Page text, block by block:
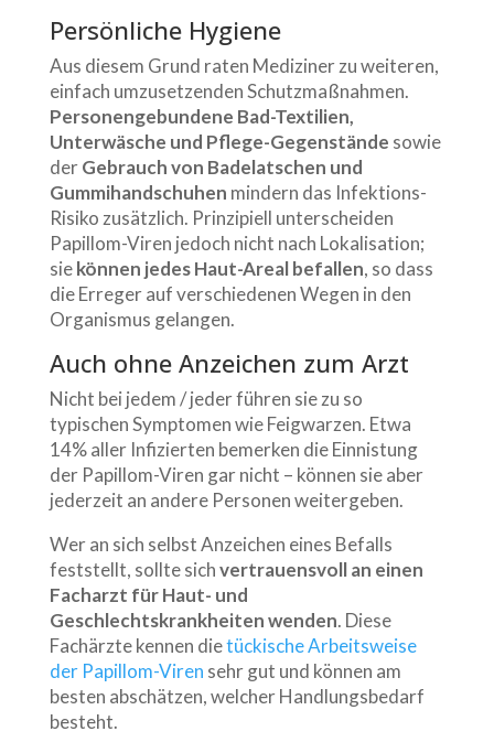
Persönliche Hygiene
Aus diesem Grund raten Mediziner zu weiteren,
einfach umzusetzenden Schutzmaßnahmen.
Personengebundene Bad-Textilien,
Unterwäsche und Pflege-Gegenstände sowie
derGebrauch von Badelatschen und
Gummihandschuhen mindern das Infektions-
Risiko zusätzlich. Prinzipiell unterscheiden
Papillom-Viren jedoch nicht nach Lokalisation;
siekönnen jedes Haut-Areal befallen, so dass
die Erreger auf verschiedenen Wegen in den
Organismus gelangen.
Auch ohne Anzeichen zum Arzt
Nicht bei jedem / jeder führen sie zu so
typischen Symptomen wie Feigwarzen. Etwa
14% aller Infizierten bemerken die Einnistung
der Papillom-Viren gar nicht – können sie aber
jederzeit an andere Personen weitergeben.
Wer an sich selbst Anzeichen eines Befalls
feststellt, sollte sichvertrauensvoll an einen
Facharzt für Haut- und
Geschlechtskrankheiten wenden. Diese
Fachärzte kennen dietückische Arbeitsweise
der Papillom-Viren sehr gut und können am
besten abschätzen, welcher Handlungsbedarf
besteht.